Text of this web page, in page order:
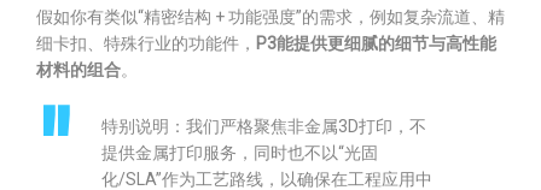
假如你有类似“精密结构 + 功能强度”的需求，例如复杂流道、精
细卡扣、特殊行业的功能件， P3能提供更细腻的细节与高性能
材料的组合。
特别说明：我们严格聚焦非金属3D打印，不
提供金属打印服务，同时也不以“光固
化/SLA”作为工艺路线，以确保在工程应用中